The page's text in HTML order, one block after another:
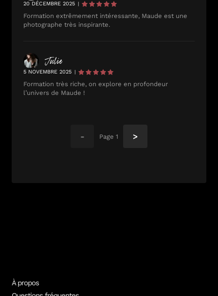
20 DÉCEMBRE 2025 |
Formation extrêmement intéressante, Maude est une
photographe très inspirante.
Julie
5 NOVEMBRE 2025 |
Formation très riche, on explore en profondeur
l’univers de Maude !
- Page 1 >
À propos